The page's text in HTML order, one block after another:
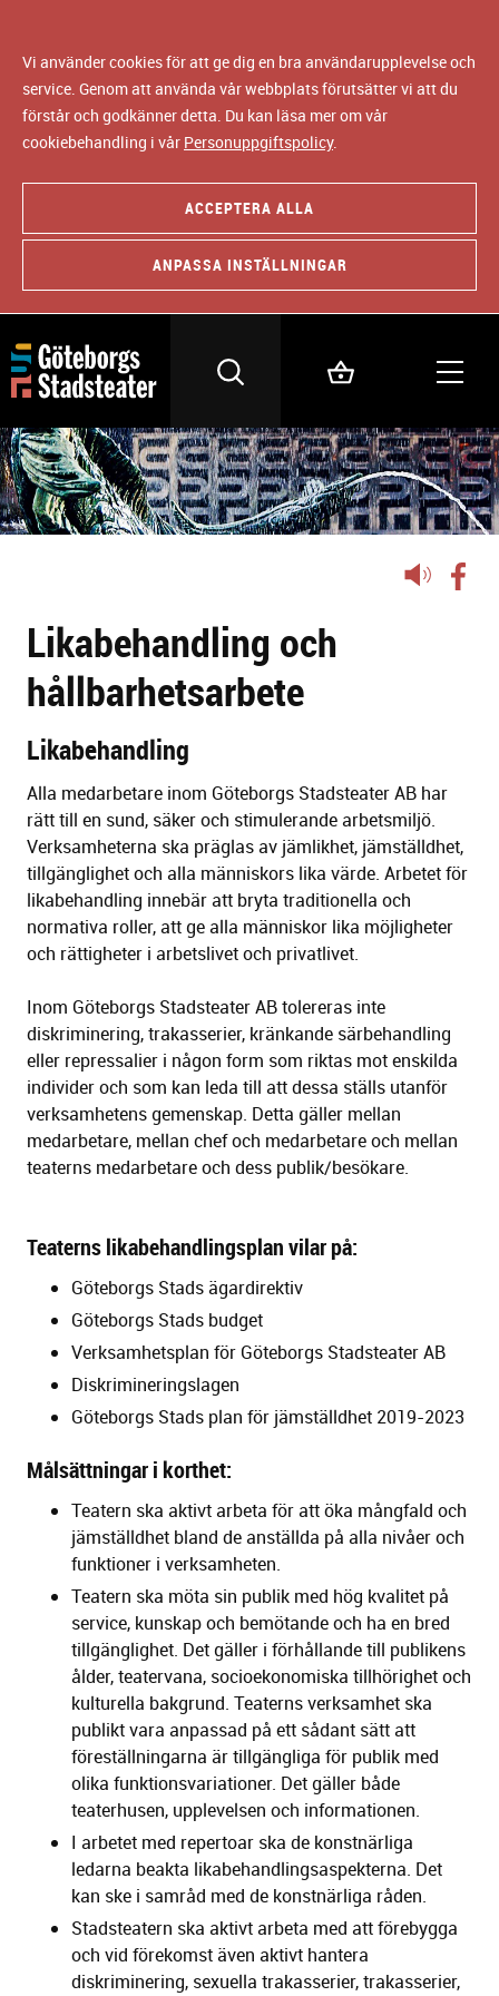
Vi använder cookies för att ge dig en bra användarupplevelse och
service. Genom att använda vår webbplats förutsätter vi att du
förstår och godkänner detta. Du kan läsa mer om vår
cookiebehandling i vår Personuppgiftspolicy.
ACCEPTERA ALLA
ANPASSA INSTÄLLNINGAR
Lyssna
Likabehandling och
hållbarhetsarbete
Likabehandling
Alla medarbetare inom Göteborgs Stadsteater AB har
rätt till en sund, säker och stimulerande arbetsmiljö.
Verksamheterna ska präglas av jämlikhet, jämställdhet,
tillgänglighet och alla människors lika värde. Arbetet för
likabehandling innebär att bryta traditionella och
normativa roller, att ge alla människor lika möjligheter
och rättigheter i arbetslivet och privatlivet.
Inom Göteborgs Stadsteater AB tolereras inte
diskriminering, trakasserier, kränkande särbehandling
eller repressalier i någon form som riktas mot enskilda
individer och som kan leda till att dessa ställs utanför
verksamhetens gemenskap. Detta gäller mellan
medarbetare, mellan chef och medarbetare och mellan
teaterns medarbetare och dess publik/besökare.
Teaterns likabehandlingsplan vilar på:
Göteborgs Stads ägardirektiv
Göteborgs Stads budget
Verksamhetsplan för Göteborgs Stadsteater AB
Diskrimineringslagen
Göteborgs Stads plan för jämställdhet 2019-2023
Målsättningar i korthet:
Teatern ska aktivt arbeta för att öka mångfald och
jämställdhet bland de anställda på alla nivåer och
funktioner i verksamheten.
Teatern ska möta sin publik med hög kvalitet på
service, kunskap och bemötande och ha en bred
tillgänglighet. Det gäller i förhållande till publikens
ålder, teatervana, socioekonomiska tillhörighet och
kulturella bakgrund. Teaterns verksamhet ska
publikt vara anpassad på ett sådant sätt att
föreställningarna är tillgängliga för publik med
olika funktionsvariationer. Det gäller både
teaterhusen, upplevelsen och informationen.
I arbetet med repertoar ska de konstnärliga
ledarna beakta likabehandlingsaspekterna. Det
kan ske i samråd med de konstnärliga råden.
Stadsteatern ska aktivt arbeta med att förebygga
och vid förekomst även aktivt hantera
diskriminering, sexuella trakasserier, trakasserier,